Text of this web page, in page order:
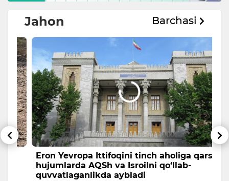
Jahon Barchasi
Eron Yevropa Ittifoqini tinch aholiga qarshi
hujumlarda AQSh va Isroilni qo‘llab-
quvvatlaganlikda aybladi